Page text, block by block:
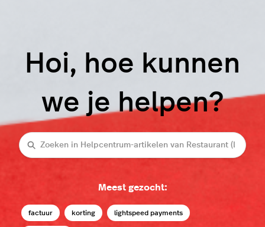
Hoi, hoe kunnen
we je helpen?
Zoeken
Meest gezocht:
factuur korting lightspeed payments